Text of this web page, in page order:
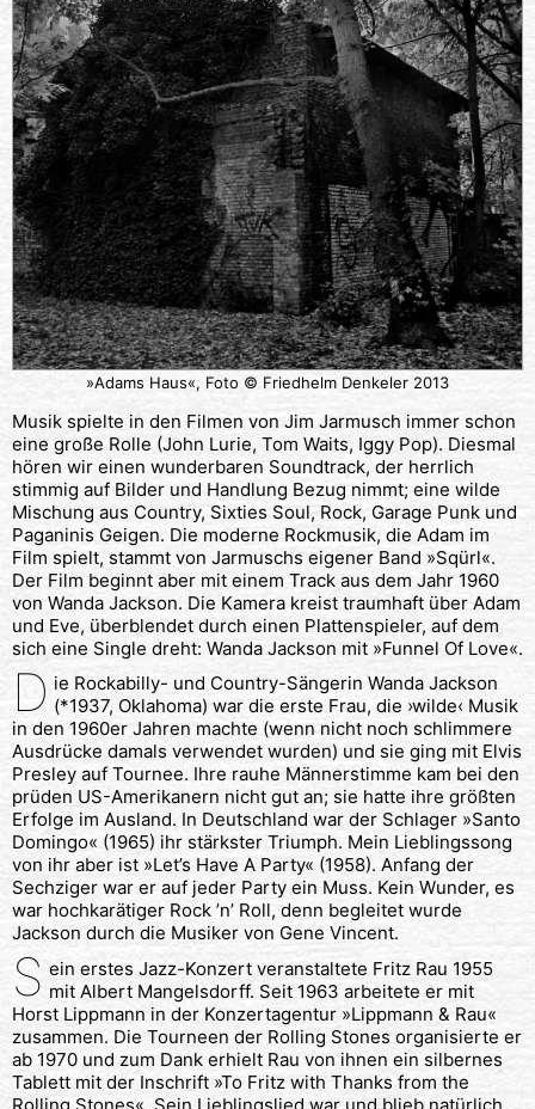
»Adams Haus«, Foto © Friedhelm Denkeler 2013
Musik spielte in den Filmen von Jim Jarmusch immer schon
eine große Rolle (John Lurie, Tom Waits, Iggy Pop). Diesmal
hören wir einen wunderbaren Soundtrack, der herrlich
stimmig auf Bilder und Handlung Bezug nimmt; eine wilde
Mischung aus Country, Sixties Soul, Rock, Garage Punk und
Paganinis Geigen. Die moderne Rockmusik, die Adam im
Film spielt, stammt von Jarmuschs eigener Band »Sqürl«.
Der Film beginnt aber mit einem Track aus dem Jahr 1960
von Wanda Jackson. Die Kamera kreist traumhaft über Adam
und Eve, überblendet durch einen Plattenspieler, auf dem
sich eine Single dreht: Wanda Jackson mit »Funnel Of Love«.
D ie Rockabilly- und Country-Sängerin Wanda Jackson
(*1937, Oklahoma) war die erste Frau, die ›wilde‹ Musik
in den 1960er Jahren machte (wenn nicht noch schlimmere
Ausdrücke damals verwendet wurden) und sie ging mit Elvis
Presley auf Tournee. Ihre rauhe Männerstimme kam bei den
prüden US-Amerikanern nicht gut an; sie hatte ihre größten
Erfolge im Ausland. In Deutschland war der Schlager »Santo
Domingo« (1965) ihr stärkster Triumph. Mein Lieblingssong
von ihr aber ist »Let’s Have A Party« (1958). Anfang der
Sechziger war er auf jeder Party ein Muss. Kein Wunder, es
war hochkarätiger Rock ’n’ Roll, denn begleitet wurde
Jackson durch die Musiker von Gene Vincent.
S ein erstes Jazz-Konzert veranstaltete Fritz Rau 1955
mit Albert Mangelsdorff. Seit 1963 arbeitete er mit
Horst Lippmann in der Konzertagentur »Lippmann & Rau«
zusammen. Die Tourneen der Rolling Stones organisierte er
ab 1970 und zum Dank erhielt Rau von ihnen ein silbernes
Tablett mit der Inschrift »To Fritz with Thanks from the